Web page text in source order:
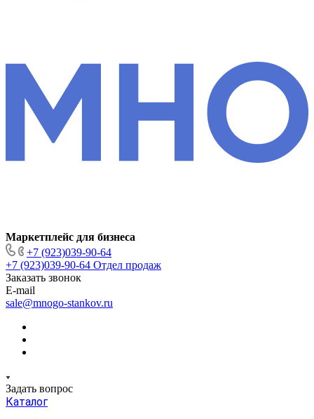
Маркетплейс для бизнеса
+7 (923)039-90-64
+7 (923)039-90-64 Отдел продаж
Заказать звонок
E-mail
sale@mnogo-stankov.ru
Задать вопрос
Каталог